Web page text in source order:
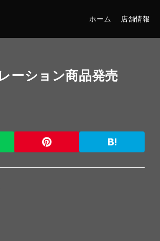
ホーム 店舗情報
ーション商品発売